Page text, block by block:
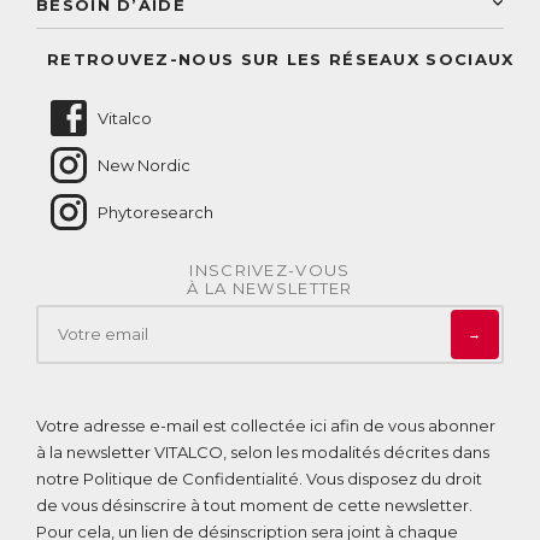
BESOIN D’AIDE
RETROUVEZ-NOUS SUR LES RÉSEAUX SOCIAUX
Vitalco
New Nordic
Phytoresearch
INSCRIVEZ-VOUS
À LA NEWSLETTER
→
Votre adresse e-mail est collectée ici afin de vous abonner
à la newsletter VITALCO, selon les modalités décrites dans
notre Politique de Confidentialité . Vous disposez du droit
de vous désinscrire à tout moment de cette newsletter.
Pour cela, un lien de désinscription sera joint à chaque